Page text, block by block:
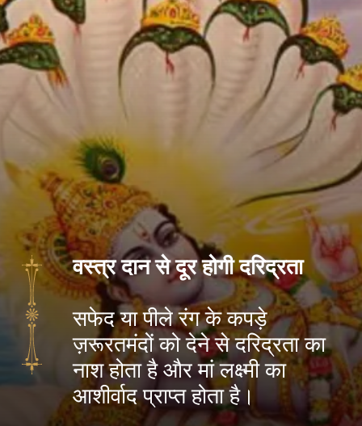
वस्त्र दान से दूर होगी दरिद्रता
सफेद या पीले रंग के कपड़े
ज़रूरतमंदों को देने से दरिद्रता का
नाश होता है और मां लक्ष्मी का
आशीर्वाद प्राप्त होता है।